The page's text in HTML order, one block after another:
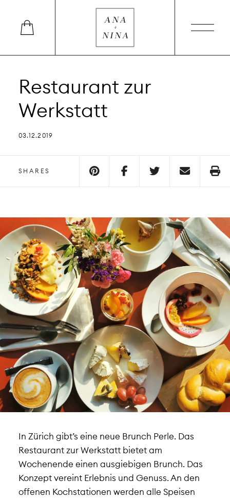
Restaurant zur
Werkstatt
03.12.2019
SHARES
In Zürich gibt’s eine neue Brunch Perle. Das
Restaurant zur Werkstatt bietet am
Wochenende einen ausgiebigen Brunch. Das
Konzept vereint Erlebnis und Genuss. An den
offenen Kochstationen werden alle Speisen